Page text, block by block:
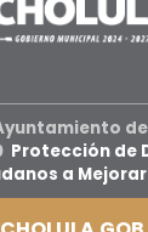
de
Protección de
a Mejorar